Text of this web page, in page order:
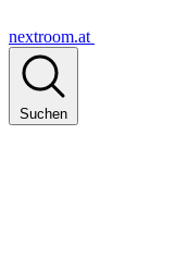
nextroom.at
Suchen